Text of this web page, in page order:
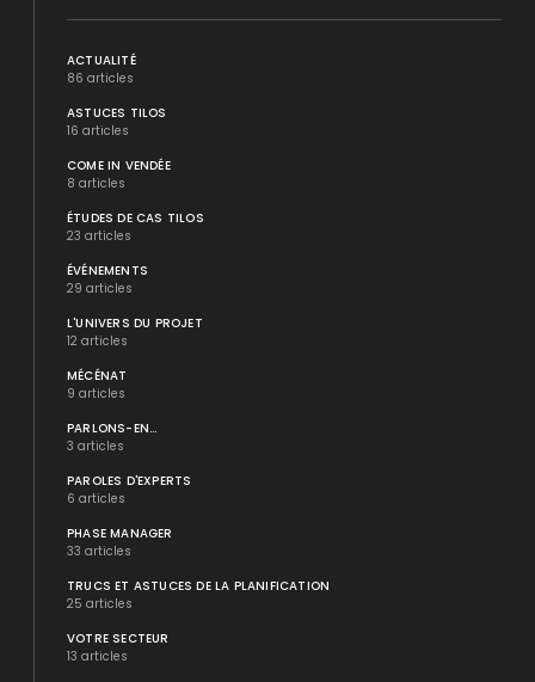
ACTUALITÉ
86 articles
ASTUCES TILOS
16 articles
COME IN VENDÉE
8 articles
ÉTUDES DE CAS TILOS
23 articles
ÉVÉNEMENTS
29 articles
L'UNIVERS DU PROJET
12 articles
MÉCÉNAT
9 articles
PARLONS-EN...
3 articles
PAROLES D'EXPERTS
6 articles
PHASE MANAGER
33 articles
TRUCS ET ASTUCES DE LA PLANIFICATION
25 articles
VOTRE SECTEUR
13 articles